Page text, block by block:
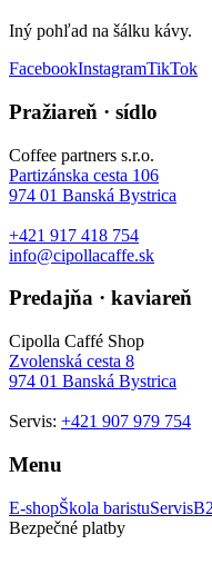
Iný pohľad na šálku kávy.
FacebookInstagramTikTok
Pražiareň · sídlo
Coffee partners s.r.o.
Partizánska cesta 106
974 01 Banská Bystrica
+421 917 418 754
info@cipollacaffe.sk
Predajňa · kaviareň
Cipolla Caffé Shop
Zvolenská cesta 8
974 01 Banská Bystrica
Servis: +421 907 979 754
Menu
E-shopŠkola baristuServis
Bezpečné platby